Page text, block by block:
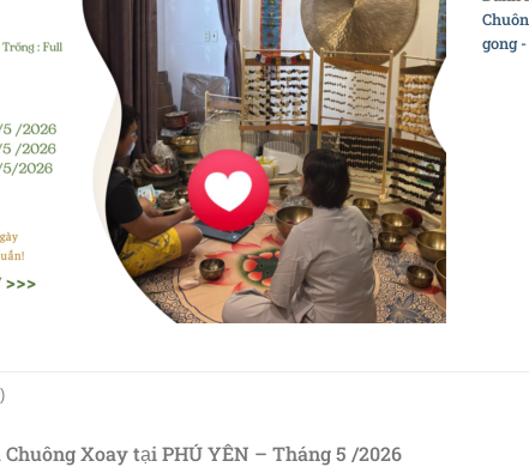
gong
Chuông Xoay tại PHÚ YÊN – Tháng 5 /2026